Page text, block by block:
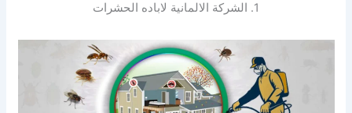
1. الشركة الالمانية لاباده الحشرات